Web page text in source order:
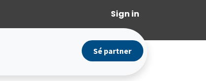
Sign in
Sé partner